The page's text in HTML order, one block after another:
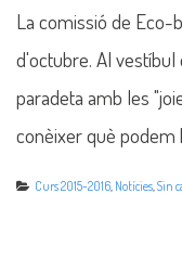
La comissió de Eco-
d'octubre. Al
paradeta amb les
conèixer què podem
Curs 2015-2016, Notícies, Sin